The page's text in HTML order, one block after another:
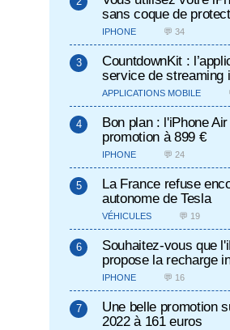
sans coque de
IPHONE 💬 34
CountdownKit :
service de streaming
APPLICATIONS MOBILE
Bon plan : l'iPhone
promotion à 899 €
IPHONE 💬 24
La France refuse
autonome de Tesla
VÉHICULES 💬 19
Souhaitez-vous que
propose la recharge
IPHONE 💬 16
Une belle promotion
2022 à 161 euros